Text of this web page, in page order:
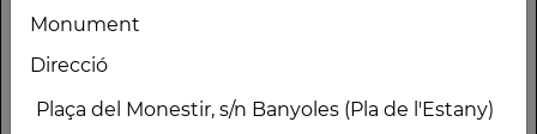
Monument
Direcció
Salvador Sobreroca /